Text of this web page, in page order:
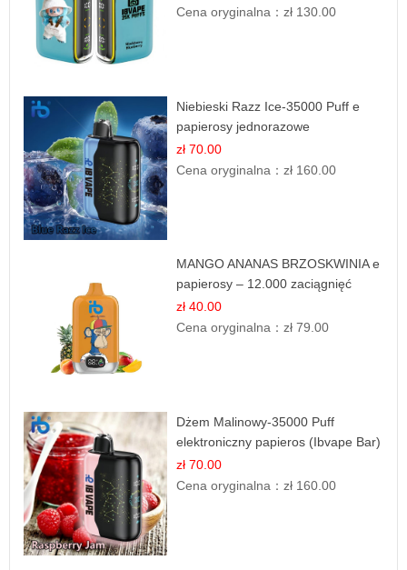
Cena oryginalna：zł 130.00
Niebieski Razz Ice-35000 Puff e
papierosy jednorazowe
zł 70.00
Cena oryginalna：zł 160.00
MANGO ANANAS BRZOSKWINIA e
papierosy – 12.000 zaciągnięć
zł 40.00
Cena oryginalna：zł 79.00
Dżem Malinowy-35000 Puff
elektroniczny papieros (Ibvape Bar)
zł 70.00
Cena oryginalna：zł 160.00